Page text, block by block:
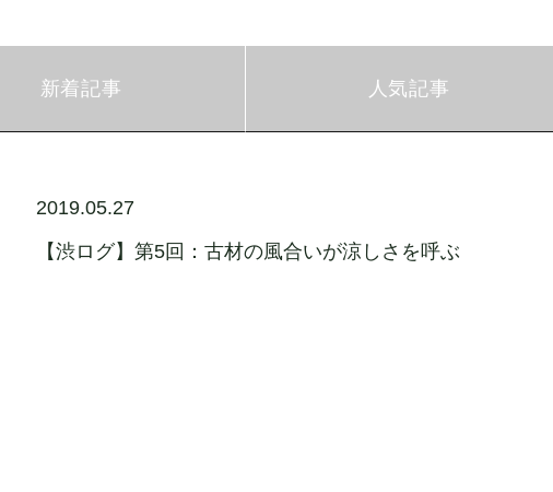
新着記事 人気記事
2019.05.27
【渋ログ】第5回：古材の風合いが涼しさを呼ぶ